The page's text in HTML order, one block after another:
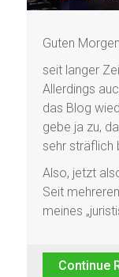
Guten
seit langer
Allerdings
das Blog
gebe ja zu,
sehr sträflich
Also, jetzt
Seit
meines
Continue